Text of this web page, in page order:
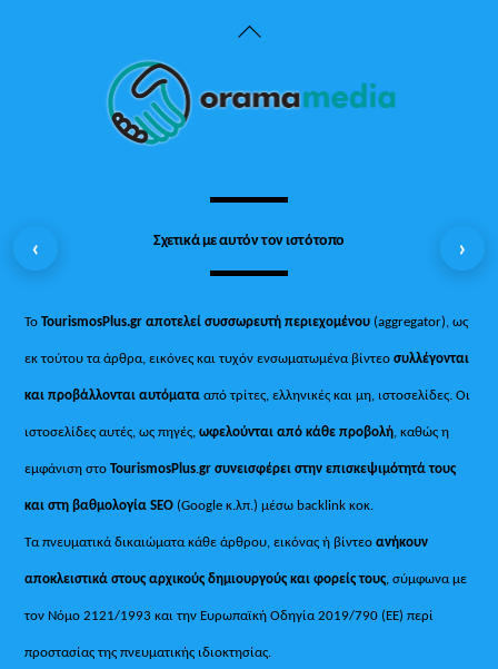
Back
Top
Σχετικά με αυτόν τον ιστότοπο
ΤοTourismosPlus.gr αποτελεί συσσωρευτή περιεχομένου (aggregator), ως
εκ τούτου τα άρθρα, εικόνες και τυχόν ενσωματωμένα βίντεοσυλλέγονται
και προβάλλονται αυτόματααπό τρίτες, ελληνικές και μη, ιστοσελίδες. Οι
ιστοσελίδες αυτές, ως πηγές,ωφελούνται από κάθε προβολή, καθώς η
εμφάνιση στοTourismosPlus.gr συνεισφέρει στην επισκεψιμότητά τους
και στη βαθμολογία SEO (Google κ.λπ.) μέσω backlink κοκ.
Τα πνευματικά δικαιώματα κάθε άρθρου, εικόνας ή βίντεοανήκουν
αποκλειστικά στους αρχικούς δημιουργούς και φορείς τους, σύμφωνα με
τον Νόμο 2121/1993 και την Ευρωπαϊκή Οδηγία 2019/790 (ΕΕ) περί
προστασίας της πνευματικής ιδιοκτησίας.
‹ ›